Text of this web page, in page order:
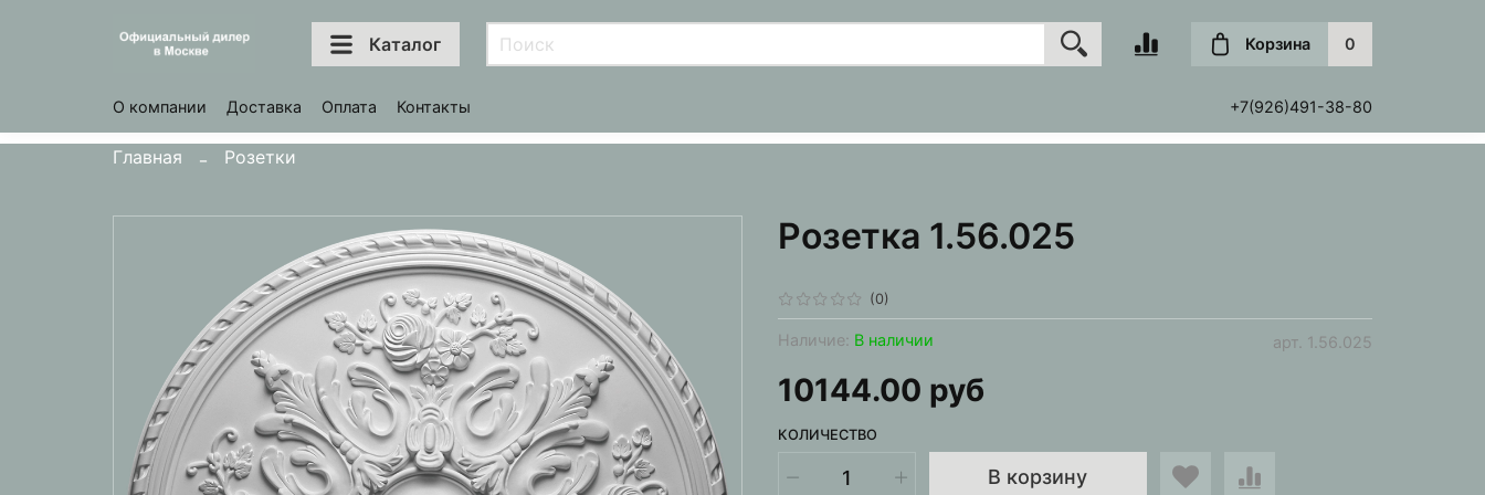
Каталог Корзина 0
О компании Доставка Оплата Контакты +7(926)491-38-80
Главная Розетки
(0)
арт. 1.56.025
Наличие: В наличии
Розетка 1.56.025
10144.00 руб
КОЛИЧЕСТВО
В корзину